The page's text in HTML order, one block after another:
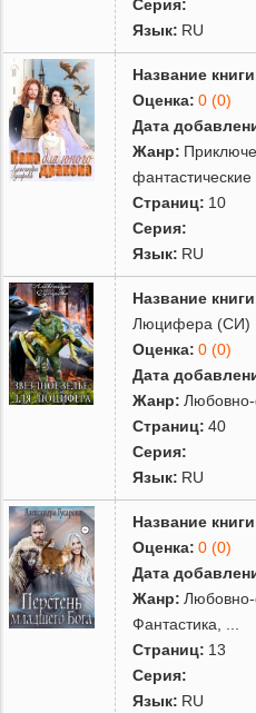
Серия:
Язык: RU
Название
Оценка: 0 (0)
Дата
Жанр:
Страниц: 10
Серия:
Язык: RU
Название
Люцифера (СИ)
Оценка: 0 (0)
Дата
Жанр:
Страниц: 40
Серия:
Язык: RU
Название
Оценка: 0 (0)
Дата
Жанр:
Фантастика
Страниц: 13
Серия:
Язык: RU